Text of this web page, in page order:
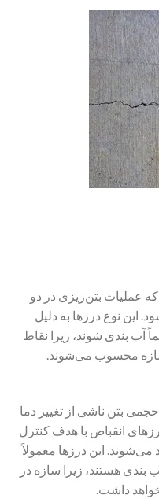
عملیات بتن‌ریزی در دو
این نوع درزها به دلیل
آب بندی شوند، زیرا نقاط
محسوب می‌شوند.
بتن ناشی از تغییر دما
انقباض با هدف کنترل
این درزها معمولاً
بندی هستند، زیرا سازه در
داشت.